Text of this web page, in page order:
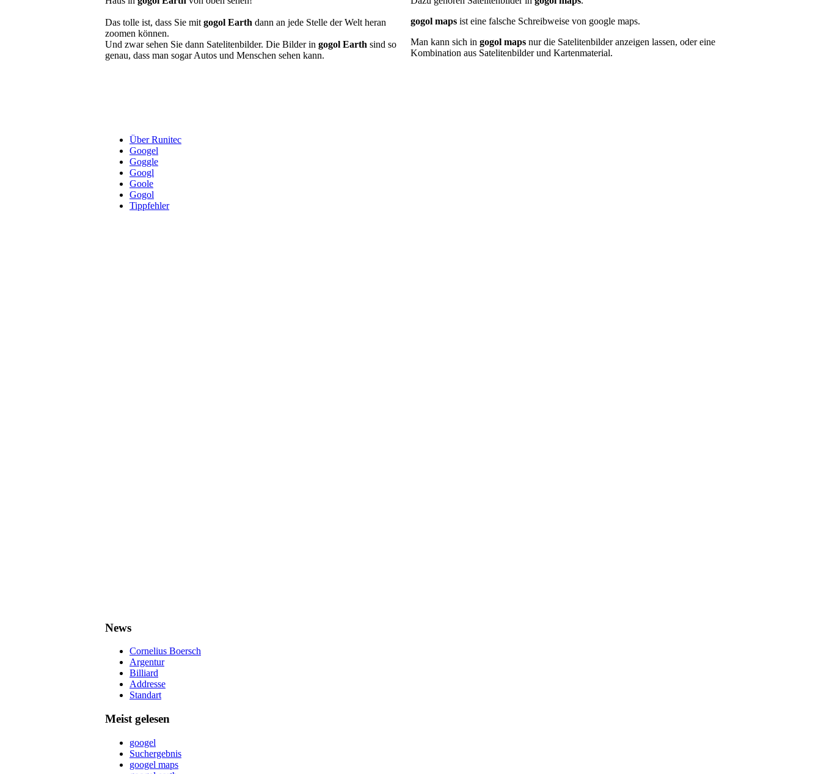
Das tolle ist, dass Sie mit gogol Earth dann an jede Stelle der Welt heran
zoomen können.
Und zwar sehen Sie dann Satelitenbilder. Die Bilder in gogol Earth sind so
genau, dass man sogar Autos und Menschen sehen kann.
gogol maps ist eine falsche Schreibweise von google maps.
Man kann sich in gogol maps nur die Satelitenbilder anzeigen lassen, oder eine
Kombination aus Satelitenbilder und Kartenmaterial.
Über Runitec
Googel
Goggle
Googl
Goole
Gogol
Tippfehler
News
Cornelius Boersch
Argentur
Billiard
Addresse
Standart
Meist gelesen
googel
Suchergebnis
googel maps